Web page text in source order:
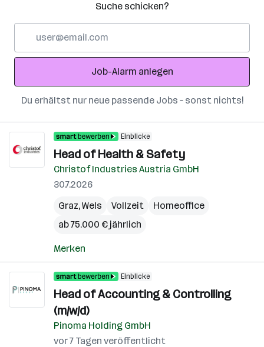
Suche schicken?
Adresse
Job-Alarm anlegen
Du erhältst nur neue passende Jobs – sonst nichts!
Einblicke
Head of Health & Safety
Christof Industries Austria GmbH
30.7.2026
Graz,Wels Vollzeit
Homeoffice
ab 75.000 € jährlich
Merken
Einblicke
Head of Accounting & Controlling
(m/w/d)
Pinoma Holding GmbH
vor 7 Tagen veröffentlicht